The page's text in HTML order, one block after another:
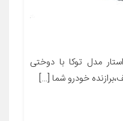
مدل توکا با دوختی
خودرو شما […]